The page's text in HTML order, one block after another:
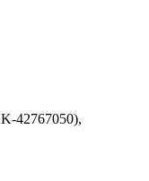
42767050),